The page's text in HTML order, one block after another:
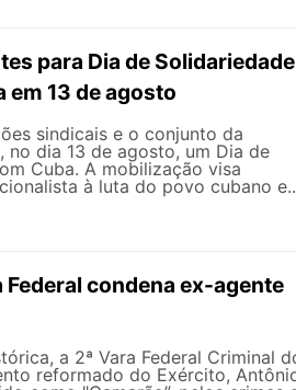
para Dia de Solidariedade
13 de agosto
sindicais e o conjunto da
dia 13 de agosto, um Dia de
Cuba. A mobilização visa
à luta do povo cubano
condena ex-agente
a 2ª Vara Federal Criminal
reformado do Exército,